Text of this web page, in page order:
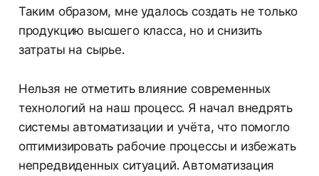
Таким образом, мне удалось создать не только
продукцию высшего класса, но и снизить
затраты на сырье.
Нельзя не отметить влияние современных
технологий на наш процесс. Я начал внедрять
системы автоматизации и учёта, что помогло
оптимизировать рабочие процессы и избежать
непредвиденных ситуаций. Автоматизация